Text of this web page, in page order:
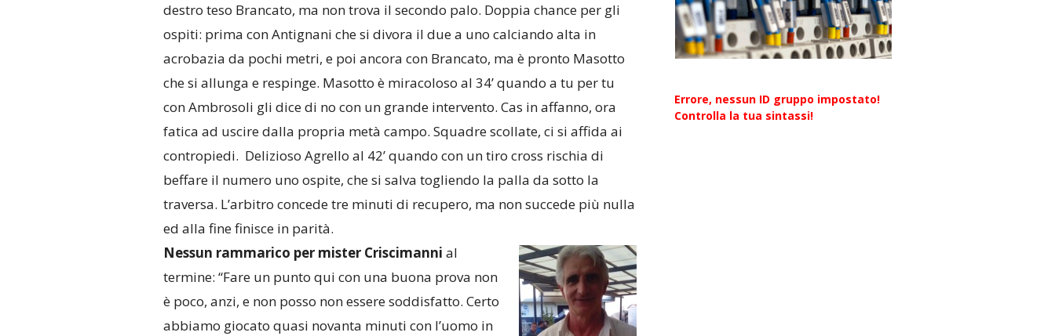
destro teso Brancato, ma non trova il secondo palo. Doppia chance per gli
ospiti: prima con Antignani che si divora il due a uno calciando alta in
acrobazia da pochi metri, e poi ancora con Brancato, ma è pronto Masotto
che si allunga e respinge. Masotto è miracoloso al 34’ quando a tu per tu
con Ambrosoli gli dice di no con un grande intervento. Cas in affanno, ora
fatica ad uscire dalla propria metà campo. Squadre scollate, ci si affida ai
contropiedi. Delizioso Agrello al 42’ quando con un tiro cross rischia di
beffare il numero uno ospite, che si salva togliendo la palla da sotto la
traversa. L’arbitro concede tre minuti di recupero, ma non succede più nulla
ed alla fine finisce in parità.
Nessun rammarico per mister Criscimanni al
termine: “Fare un punto qui con una buona prova non
è poco, anzi, e non posso non essere soddisfatto. Certo
abbiamo giocato quasi novanta minuti con l’uomo in
Errore, nessun ID gruppo impostato!
Controlla la tua sintassi!